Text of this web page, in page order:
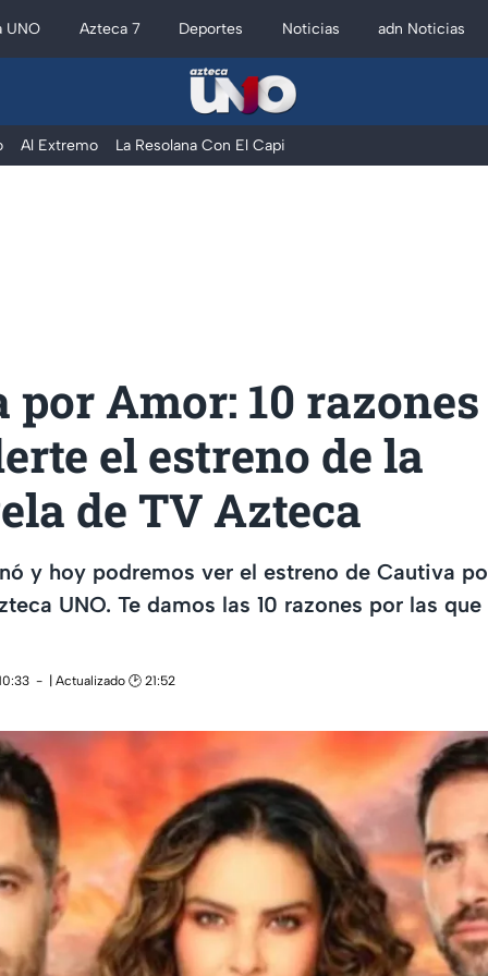
UNO Azteca 7 Deportes Noticias adn Noticias
Al Extremo La Resolana Con El Capi
por Amor: 10
el estreno de la
de TV Azteca
y hoy podremos ver el estreno de Cautiva
UNO. Te damos las 10 razones por las
| Actualizado 🕑 21:52